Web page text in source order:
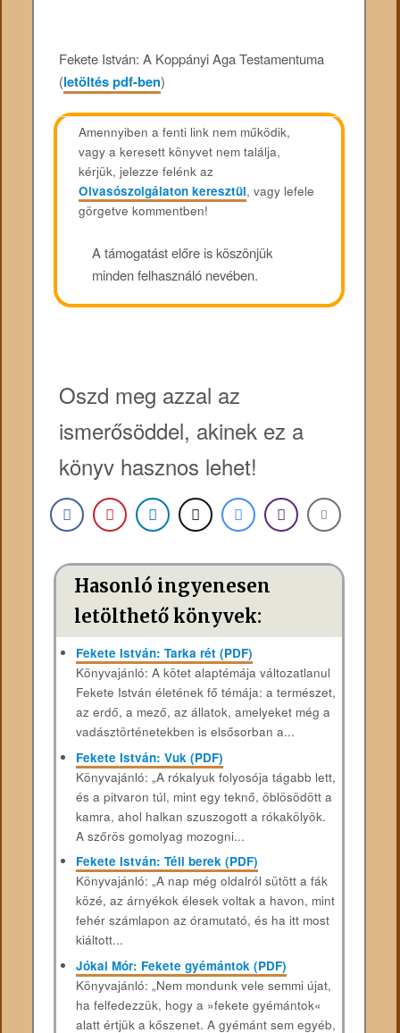
Fekete István: A Koppányi Aga Testamentuma
(letöltés pdf-ben)
Amennyiben a fenti link nem működik,
vagy a keresett könyvet nem találja,
kérjük, jelezze felénk az
Olvasószolgálaton keresztül, vagy lefele
görgetve kommentben!
A támogatást előre is köszönjük
minden felhasználó nevében.
Oszd meg azzal az
ismerősöddel, akinek ez a
könyv hasznos lehet!
Hasonló ingyenesen
letölthető könyvek:
Fekete István: Tarka rét (PDF)
Könyvajánló: A kötet alaptémája változatlanul
Fekete István életének fő témája: a természet,
az erdő, a mező, az állatok, amelyeket még a
vadásztörténetekben is elsősorban a...
Fekete István: Vuk (PDF)
Könyvajánló: „A rókalyuk folyosója tágabb lett,
és a pitvaron túl, mint egy teknő, öblösödött a
kamra, ahol halkan szuszogott a rókakölyök.
A szőrös gomolyag mozogni...
Fekete István: Téli berek (PDF)
Könyvajánló: „A nap még oldalról sütött a fák
közé, az árnyékok élesek voltak a havon, mint
fehér számlapon az óramutató, és ha itt most
kiáltott...
Jókai Mór: Fekete gyémántok (PDF)
Könyvajánló: „Nem mondunk vele semmi újat,
ha felfedezzük, hogy a »fekete gyémántok«
alatt értjük a kőszenet. A gyémánt sem egyéb,